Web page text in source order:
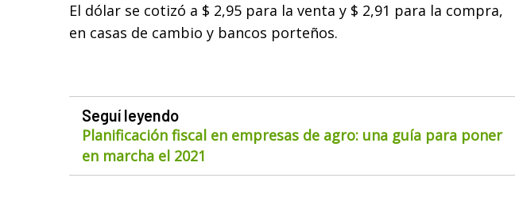
El dólar se cotizó a $ 2,95 para la venta y $ 2,91 para la compra,
en casas de cambio y bancos porteños.
Seguí leyendo
Planificación fiscal en empresas de agro: una guía para poner
en marcha el 2021